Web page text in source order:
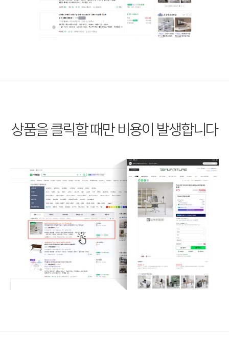
상품을 클릭할 때만비용이 발생합니다